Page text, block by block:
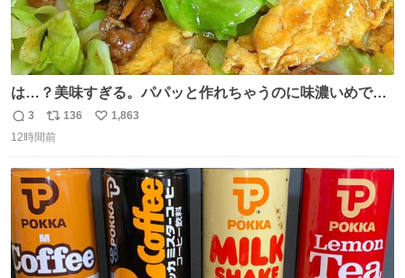
は…？美味すぎる。パパッと作れちゃうのに味濃いめで満
足感エグいの天才だろ🥹
返
信
3
リ
ポ
ト
数
136
い
数
1,863
12時間前